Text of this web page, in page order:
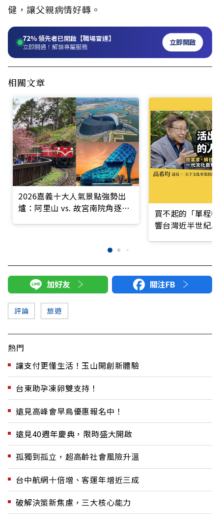
健，讓父親病情好轉。
72%領先者已開啟【職場雷達】
立即開通！解鎖專屬服務 立即開啟
相關文章
2026嘉義十大人氣景點強勢出
爐：阿里山 vs. 故宮南院角逐聲
買不起的「單程
響台灣近半世紀
加好友 關注FB
評論 旅遊
熱門
讓支付更懂生活！玉山開創新體驗
台東助孕凍卵雙支持！
遠見高峰會早鳥優惠報名中！
遠見40週年慶典，限時盛大開啟
孤獨到孤立，超高齡社會風險升溫
台中航網十倍增、客運年增近三成
破解決策新焦慮，三大核心能力